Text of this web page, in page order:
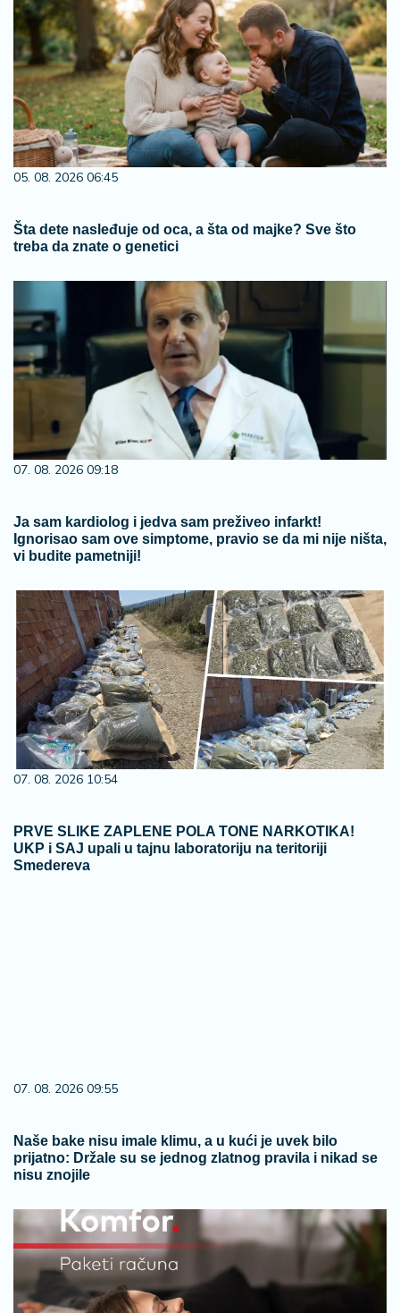
05. 08. 2026 06:45
Šta dete nasleđuje od oca, a šta od majke? Sve što
treba da znate o genetici
07. 08. 2026 09:18
Ja sam kardiolog i jedva sam preživeo infarkt!
Ignorisao sam ove simptome, pravio se da mi nije ništa,
vi budite pametniji!
07. 08. 2026 10:54
PRVE SLIKE ZAPLENE POLA TONE NARKOTIKA!
UKP i SAJ upali u tajnu laboratoriju na teritoriji
Smedereva
07. 08. 2026 09:55
Naše bake nisu imale klimu, a u kući je uvek bilo
prijatno: Držale su se jednog zlatnog pravila i nikad se
nisu znojile